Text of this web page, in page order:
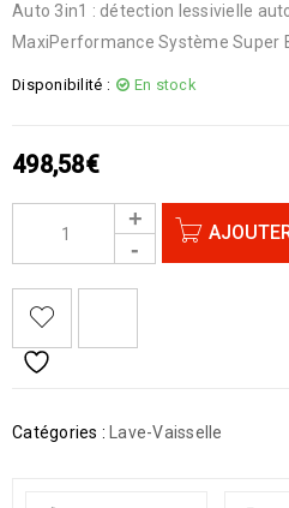
Auto 3in1 : détection lessivielle
MaxiPerformance Système Super
Disponibilité : En stock
498,58€
Catégories : Lave-Vaisselle